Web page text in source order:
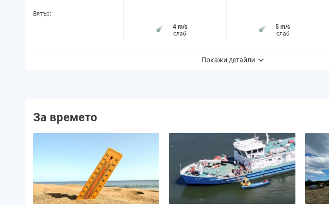
Вятър:
Облачност:
Продължителност на деня:
4 m/s
слаб
20:28 ч.
14 ч. и 32 мин.
5 m/s
слаб
05:57 ч.
20:27 ч.
14 ч. и 29 мин.
Покажи детайли
За времето